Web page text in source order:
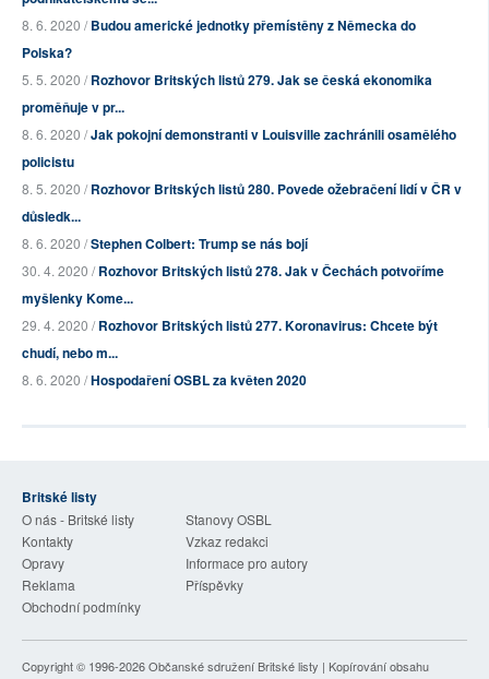
8. 6. 2020 /Budou americké jednotky přemístěny z Německa do
Polska?
5. 5. 2020 /Rozhovor Britských listů 279. Jak se česká ekonomika
proměňuje v pr...
8. 6. 2020 /Jak pokojní demonstranti v Louisville zachránili osamělého
policistu
8. 5. 2020 /Rozhovor Britských listů 280. Povede ožebračení lidí v ČR v
důsledk...
8. 6. 2020 /Stephen Colbert: Trump se nás bojí
30. 4. 2020 /Rozhovor Britských listů 278. Jak v Čechách potvoříme
myšlenky Kome...
29. 4. 2020 /Rozhovor Britských listů 277. Koronavirus: Chcete být
chudí, nebo m...
8. 6. 2020 /Hospodaření OSBL za květen 2020
Britské listy
O nás - Britské listy
Stanovy OSBL
Kontakty
Vzkaz redakci
Opravy
Informace pro autory
Reklama
Příspěvky
Obchodní podmínky
Copyright © 1996-2026Občanské sdružení Britské listy | Kopírování obsahu